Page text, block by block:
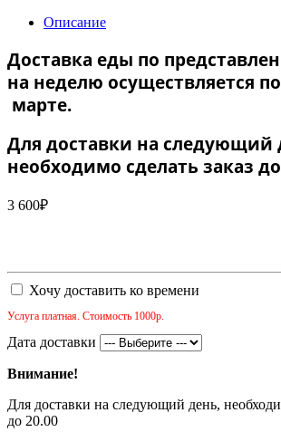
Описание
Доставка еды по
на неделю осуществляется
марте.
Для доставки на следующий
необходимо сделать заказ
3 600₽
Хочу доставить ко времени
Услуга платная. Стоимость 1000р.
Дата доставки
Внимание!
Для доставки на следующий день,
до 20.00